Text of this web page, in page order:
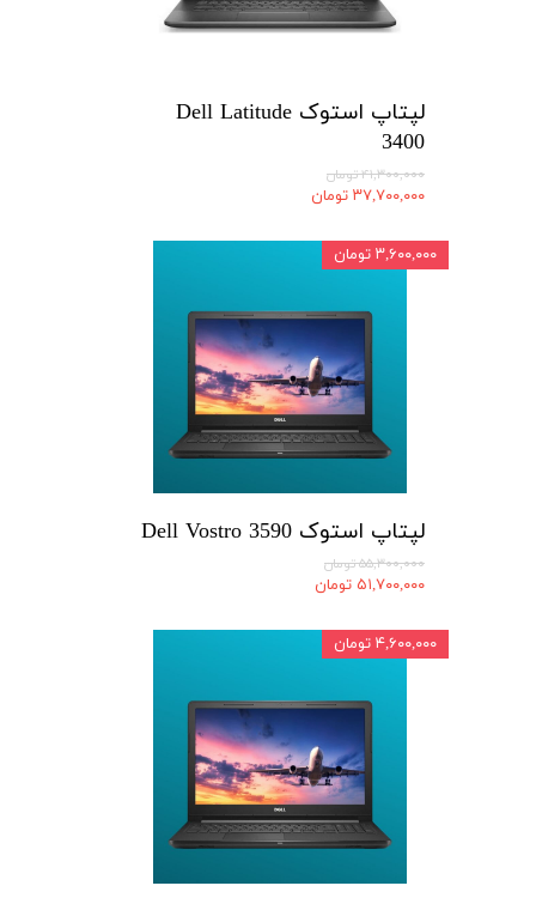
لپتاپ استوک Dell Latitude
3400
۴۱,۳۰۰,۰۰۰ تومان
۳۷,۷۰۰,۰۰۰ تومان
لپتاپ استوک Dell Vostro 3590
۵۵,۳۰۰,۰۰۰ تومان
۵۱,۷۰۰,۰۰۰ تومان
۳,۶۰۰,۰۰۰ تومان
۴,۶۰۰,۰۰۰ تومان